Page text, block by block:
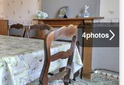
4photos